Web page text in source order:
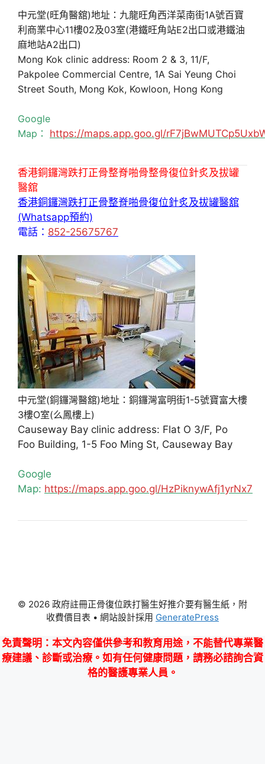
中元堂(旺角醫舘)地址：九龍旺角西洋菜南街1A號百寶
利商業中心11樓02及03室(港鐵旺角站E2出口或港鐵油
麻地站A2出口)
Mong Kok clinic address: Room 2 & 3, 11/F,
Pakpolee Commercial Centre, 1A Sai Yeung Choi
Street South, Mong Kok, Kowloon, Hong Kong
Google
Map： https://maps.app.goo.gl/
香港銅鑼灣跌打正骨整脊啪骨整骨復位針炙及拔罐
醫舘
香港銅鑼灣跌打正骨整脊啪骨復位針炙及拔罐醫舘
(Whatsapp預約)
電話： 852-25675767
中元堂(銅鑼灣醫舘)地址：銅鑼灣富明街1-5號寶富大樓
3樓O室(么鳳樓上)
Causeway Bay clinic address: Flat O 3/F, Po
Foo Building, 1-5 Foo Ming St, Causeway Bay
Google
Map: https://maps.app.goo.gl/HzPiknywAfj1yrNx7
© 2026 政府註冊正骨復位跌打醫生好推介要有醫生紙，附
收費價目表 • 網站設計採用 GeneratePress
免責聲明 ：本文內容僅供參考和教育用途，不能替代專業醫
療建議、診斷或治療。如有任何健康問題，請務必諮詢合資
格的醫護專業人員。